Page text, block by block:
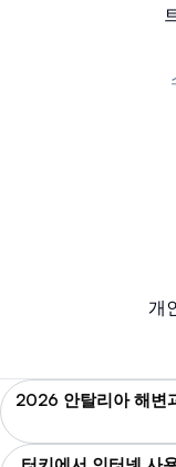
개
2026 안탈리아 해변